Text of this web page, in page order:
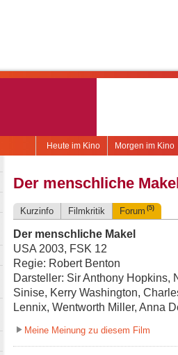
Morgen im Kino
Heute im Kino
Der menschliche
Kurzinfo Filmkritik Forum (5)
Der menschliche Makel
USA 2003, FSK 12
Regie: Robert Benton
Darsteller: Sir Anthony Hopkins,
Sinise, Kerry Washington,
Lennix, Wentworth Miller,
Meine Meinung zu diesem Film